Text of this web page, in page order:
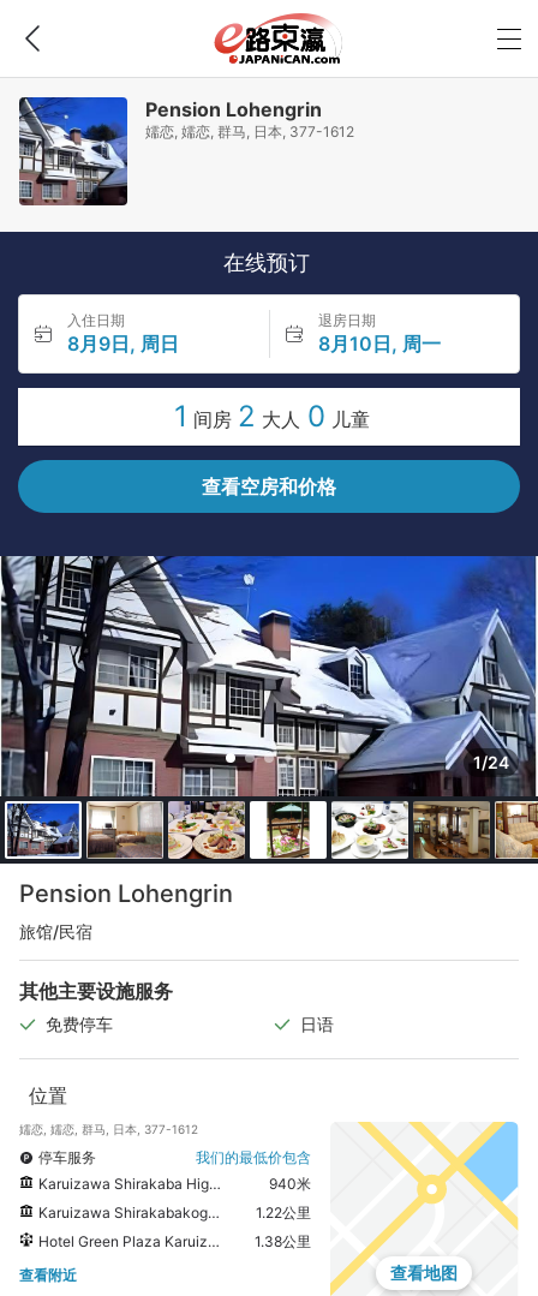
Pension Lohengrin
嬬恋, 嬬恋, 群马, 日本, 377-1612
在线预订
入住日期
8月9日, 周日
退房日期
8月10日, 周一
1 间房 2 大人 0 儿童
查看空房和价格
1/24
Pension Lohengrin
旅馆/民宿
其他主要设施服务
免费停车 日语
位置
嬬恋, 嬬恋, 群马, 日本, 377-1612
停车服务
我们的最低价包含
Karuizawa Shirakaba Highlands Chapel
940米
Karuizawa Shirakabakogen Church Hotel Green Plaza Karuizawa
1.22公里
Hotel Green Plaza Karuizawa
1.38公里
查看附近
查看地图